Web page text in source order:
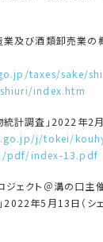
業及び酒類卸売業の
taxes/sake/
index.htm
統計調査」2022年2月
j/tokei/
pdf/index-13.pdf
ェクト＠溝の口主
2022年5月13日（シ